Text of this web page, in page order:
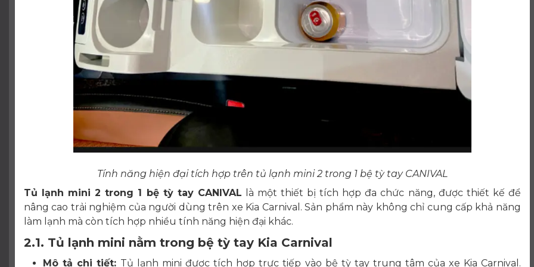
Tính năng hiện đại tích hợp trên tủ lạnh mini 2 trong 1 bệ tỳ tay CANIVAL
Tủ lạnh mini 2 trong 1 bệ tỳ tay CANIVAL là một thiết bị tích hợp đa chức năng, được thiết kế để
nâng cao trải nghiệm của người dùng trên xe Kia Carnival. Sản phẩm này không chỉ cung cấp khả năng
làm lạnh mà còn tích hợp nhiều tính năng hiện đại khác.
2.1. Tủ lạnh mini nằm trong bệ tỳ tay Kia Carnival
Mô tả chi tiết: Tủ lạnh mini được tích hợp trực tiếp vào bệ tỳ tay trung tâm của xe Kia Carnival.